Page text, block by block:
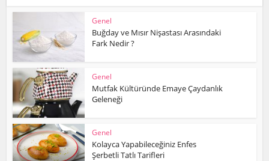
Genel
Buğday ve Mısır Nişastası Arasındaki
Fark Nedir ?
Genel
Mutfak Kültüründe Emaye Çaydanlık
Geleneği
Genel
Kolayca Yapabileceğiniz Enfes
Şerbetli Tatlı Tarifleri